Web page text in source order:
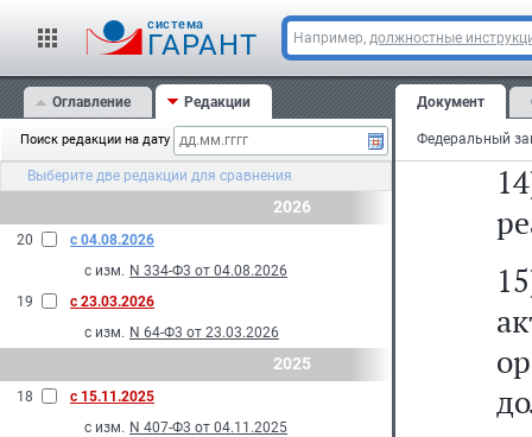
cистема
ГАРАНТ Например, должностные
Оглавление Редакции
Поиск редакции на дату
Выберите две редакции для сравнения
2026
20
с 04.08.2026
с изм. N 334-Ф3 от 04.08.2026
19
с 23.03.2026
с изм. N 64-Ф3 от 23.03.2026
2025
18
с 15.11.2025
с изм. N 407-Ф3 от 04.11.2025
Документ